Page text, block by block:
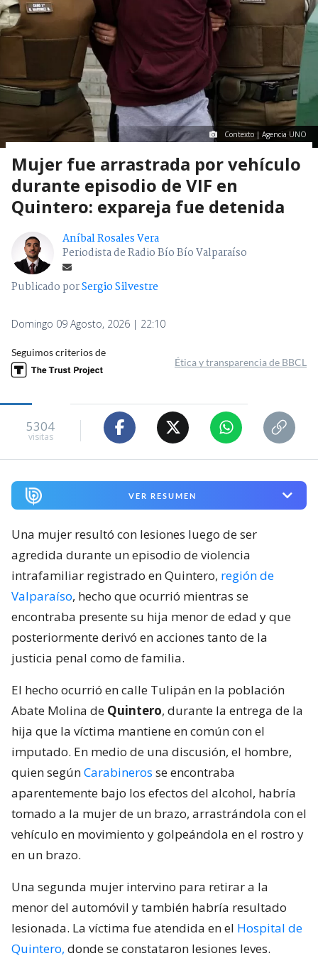
Contexto | Agencia UNO
Mujer fue arrastrada por vehículo
durante episodio de VIF en
Quintero: expareja fue detenida
Aníbal Rosales Vera
Periodista de Radio Bío Bío Valparaíso
Publicado porSergio Silvestre
Domingo 09 Agosto, 2026 | 22:10
Seguimos criterios de
Ética y transparencia de BBCL
5304
visitas
VER RESUMEN
Una mujer resultó con lesiones luego de ser
agredida durante un episodio de violencia
intrafamiliar registrado en Quintero, región de
Valparaíso, hecho que ocurrió mientras se
encontraba presente su hija menor de edad y que
posteriormente derivó en acciones tanto de la
justicia penal como de familia.
El hecho ocurrió en calle Tulipán en la población
Abate Molina de Quintero, durante la entrega de la
hija que la víctima mantiene en común con el
imputado. En medio de una discusión, el hombre,
quien segúnCarabineros se encontraba
aparentemente bajo los efectos del alcohol, habría
tomado a la mujer de un brazo, arrastrándola con el
vehículo en movimiento y golpeándola en el rostro y
en un brazo.
Una segunda mujer intervino para retirar a la
menor del automóvil y también habría resultado
lesionada. La víctima fue atendida en el Hospital de
Quintero, donde se constataron lesiones leves.